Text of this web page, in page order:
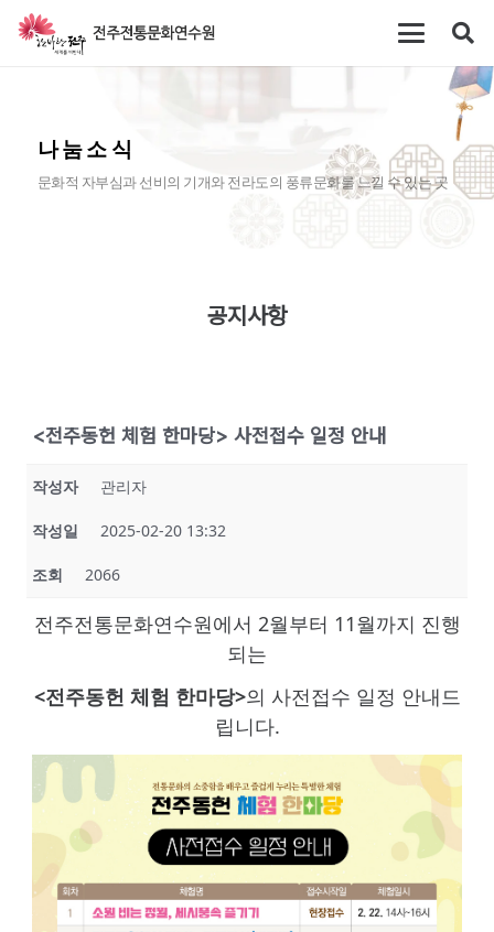
나눔소식
문화적 자부심과 선비의 기개와 전라도의 풍류문화를 느낄 수 있는 곳
공지사항
<전주동헌 체험 한마당> 사전접수 일정 안내
작성자 관리자
작성일 2025-02-20 13:32
조회 2066
전주전통문화연수원에서 2월부터 11월까지 진행
되는
<전주동헌 체험 한마당>의 사전접수 일정 안내드
립니다.